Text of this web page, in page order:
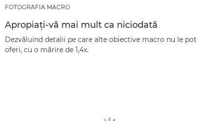
FOTOGRAFIA MACRO
Apropiaţi-vă mai mult ca niciodată
Dezvăluind detalii pe care alte obiective macro nu le pot
oferi, cu o mărire de 1,4x.